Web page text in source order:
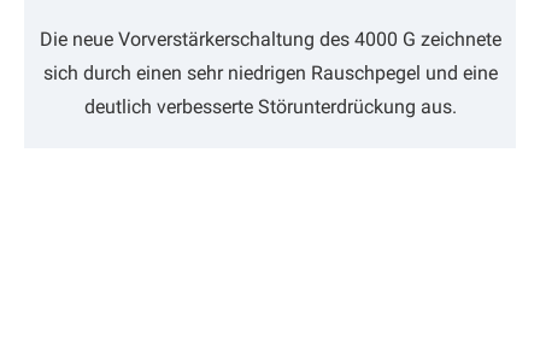
Die neue Vorverstärkerschaltung des 4000 G zeichnete
sich durch einen sehr niedrigen Rauschpegel und eine
deutlich verbesserte Störunterdrückung aus.